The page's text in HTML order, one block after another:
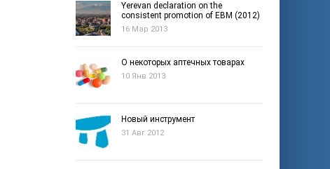
Yerevan declaration on the
consistent promotion of EBM (2012)
16 Мар 2013
О некоторых аптечных товарах
10 Янв 2013
Новый инструмент
31 Авг 2012